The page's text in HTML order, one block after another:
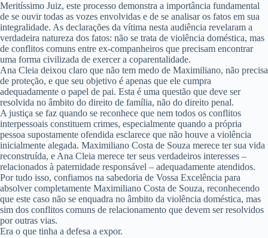
Meritíssimo Juiz, este processo demonstra a importância fundamental
de se ouvir todas as vozes envolvidas e de se analisar os fatos em sua
integralidade. As declarações da vítima nesta audiência revelaram a
verdadeira natureza dos fatos: não se trata de violência doméstica, mas
de conflitos comuns entre ex-companheiros que precisam encontrar
uma forma civilizada de exercer a coparentalidade.
Ana Cleia deixou claro que não tem medo de Maximiliano, não precisa
de proteção, e que seu objetivo é apenas que ele cumpra
adequadamente o papel de pai. Esta é uma questão que deve ser
resolvida no âmbito do direito de família, não do direito penal.
A justiça se faz quando se reconhece que nem todos os conflitos
interpessoais constituem crimes, especialmente quando a própria
pessoa supostamente ofendida esclarece que não houve a violência
inicialmente alegada. Maximiliano Costa de Souza merece ter sua vida
reconstruída, e Ana Cleia merece ter seus verdadeiros interesses –
relacionados à paternidade responsável – adequadamente atendidos.
Por tudo isso, confiamos na sabedoria de Vossa Excelência para
absolver completamente Maximiliano Costa de Souza, reconhecendo
que este caso não se enquadra no âmbito da violência doméstica, mas
sim dos conflitos comuns de relacionamento que devem ser resolvidos
por outras vias.
Era o que tinha a defesa a expor.